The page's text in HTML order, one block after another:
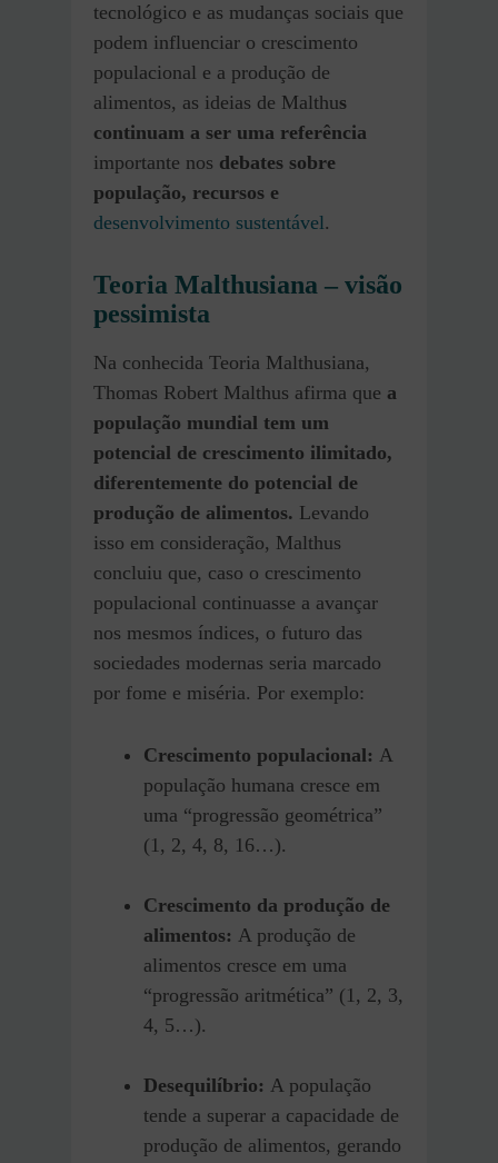
tecnológico e as mudanças sociais que
podem influenciar o crescimento
populacional e a produção de
alimentos, as ideias de Malthus
continuam a ser uma referência
importante nos debates sobre
população, recursos e
desenvolvimento sustentável.
Teoria Malthusiana – visão
pessimista
Na conhecida Teoria Malthusiana,
Thomas Robert Malthus afirma que a
população mundial tem um
potencial de crescimento ilimitado,
diferentemente do potencial de
produção de alimentos. Levando
isso em consideração, Malthus
concluiu que, caso o crescimento
populacional continuasse a avançar
nos mesmos índices, o futuro das
sociedades modernas seria marcado
por fome e miséria. Por exemplo:
Crescimento populacional: A
população humana cresce em
uma “progressão geométrica”
(1, 2, 4, 8, 16…).
Crescimento da produção de
alimentos: A produção de
alimentos cresce em uma
“progressão aritmética” (1, 2, 3,
4, 5…).
Desequilíbrio: A população
tende a superar a capacidade de
produção de alimentos, gerando